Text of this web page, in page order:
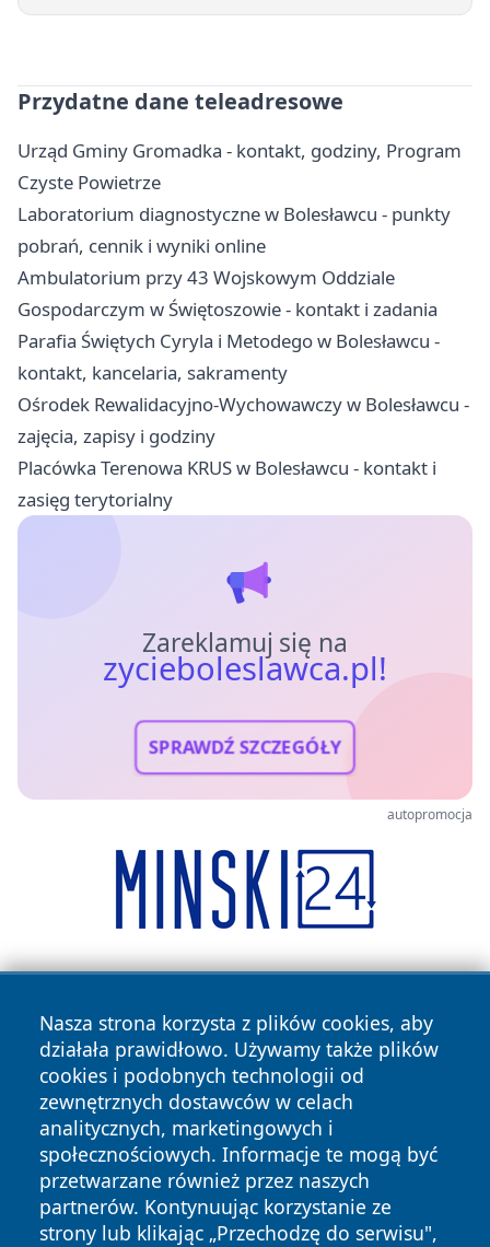
Przydatne dane teleadresowe
Urząd Gminy Gromadka - kontakt, godziny, Program
Czyste Powietrze
Laboratorium diagnostyczne w Bolesławcu - punkty
pobrań, cennik i wyniki online
Ambulatorium przy 43 Wojskowym Oddziale
Gospodarczym w Świętoszowie - kontakt i zadania
Parafia Świętych Cyryla i Metodego w Bolesławcu -
kontakt, kancelaria, sakramenty
Ośrodek Rewalidacyjno-Wychowawczy w Bolesławcu -
zajęcia, zapisy i godziny
Placówka Terenowa KRUS w Bolesławcu - kontakt i
zasięg terytorialny
Zareklamuj się na
zycieboleslawca.pl!
SPRAWDŹ SZCZEGÓŁY
autopromocja
Nasza strona korzysta z plików cookies, aby
działała prawidłowo. Używamy także plików
cookies i podobnych technologii od
zewnętrznych dostawców w celach
analitycznych, marketingowych i
społecznościowych. Informacje te mogą być
przetwarzane również przez naszych
partnerów. Kontynuując korzystanie ze
strony lub klikając „Przechodzę do serwisu",
Copyright © 2026 zycieboleslawca.pl Wszystkie prawa
zastrzeżone.
News Autorzy
Polityka
Prywatności
Polityka
Cookies